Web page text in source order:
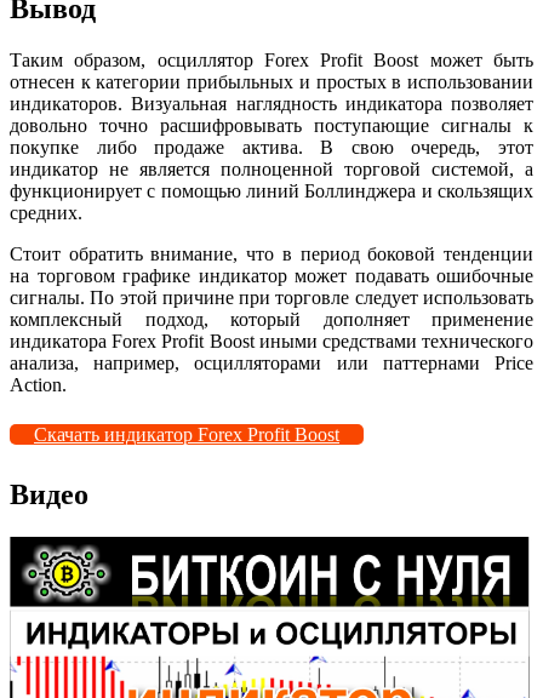
Вывод
Таким образом, осциллятор Forex Profit Boost может быть
отнесен к категории прибыльных и простых в использовании
индикаторов. Визуальная наглядность индикатора позволяет
довольно точно расшифровывать поступающие сигналы к
покупке либо продаже актива. В свою очередь, этот
индикатор не является полноценной торговой системой, а
функционирует с помощью линий Боллинджера и скользящих
средних.
Стоит обратить внимание, что в период боковой тенденции
на торговом графике индикатор может подавать ошибочные
сигналы. По этой причине при торговле следует использовать
комплексный подход, который дополняет применение
индикатора Forex Profit Boost иными средствами технического
анализа, например, осцилляторами или паттернами Price
Action.
Скачать индикатор Forex Profit Boost
Видео